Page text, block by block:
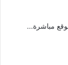
مباشرة...